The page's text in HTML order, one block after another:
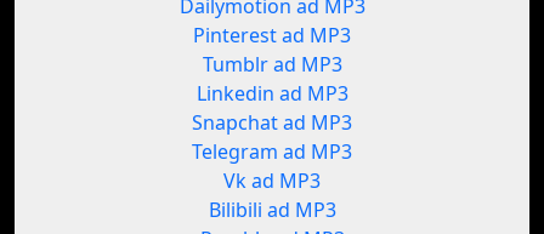
Dailymotion ad MP3
Pinterest ad MP3
Tumblr ad MP3
Linkedin ad MP3
Snapchat ad MP3
Telegram ad MP3
Vk ad MP3
Bilibili ad MP3